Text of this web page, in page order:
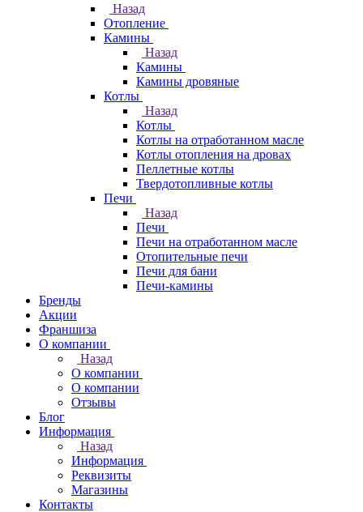
Назад
Отопление
Камины
Назад
Камины
Камины дровяные
Котлы
Назад
Котлы
Котлы на отработанном масле
Котлы отопления на дровах
Пеллетные котлы
Твердотопливные котлы
Печи
Назад
Печи
Печи на отработанном масле
Отопительные печи
Печи для бани
Печи-камины
Бренды
Акции
Франшиза
О компании
Назад
О компании
О компании
Отзывы
Блог
Информация
Назад
Информация
Реквизиты
Магазины
Контакты